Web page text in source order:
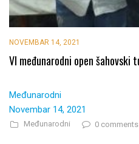
NOVEMBAR 14, 2021
VI međunarodni open šahovski
Međunarodni
Novembar 14, 2021
Međunarodni 0 comments